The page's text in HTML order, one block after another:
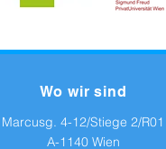
Wo wir sind
Marcusg. 4-12/Stiege 2/R01
A-1140 Wien